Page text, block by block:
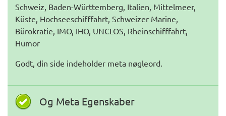
Schweiz, Baden-Württemberg, Italien, Mittelmeer,
Küste, Hochseeschifffahrt, Schweizer Marine,
Bürokratie, IMO, IHO, UNCLOS, Rheinschifffahrt,
Humor
Godt, din side indeholder meta nøgleord.
Og Meta Egenskaber